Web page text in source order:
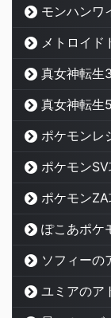
モンハンワ
メトロイド
真女神転生
真女神転生
ポケモンレ
ポケモン
ポケモン
ぽこあポケ
ソフィーの
ユミアのア